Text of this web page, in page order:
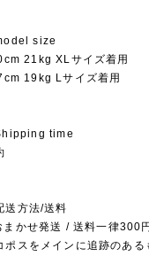
size
21kg XLサイズ着用
19kg Lサイズ着用
time
送方法/送料
かせ発送 / 送料一律300円
ポスをメインに追跡のある